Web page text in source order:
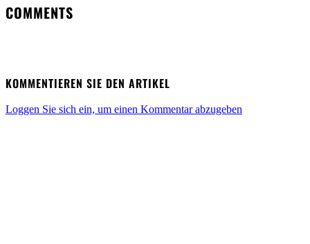
COMMENTS
KOMMENTIEREN SIE DEN ARTIKEL
Loggen Sie sich ein, um einen Kommentar abzugeben